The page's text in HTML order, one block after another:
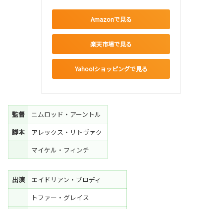
Amazonで見る
楽天市場で見る
Yahoo!ショッピングで見る
監督
ニムロッド・アーントル
脚本
アレックス・リトヴァク
マイケル・フィンチ
出演
エイドリアン・ブロディ
トファー・グレイス